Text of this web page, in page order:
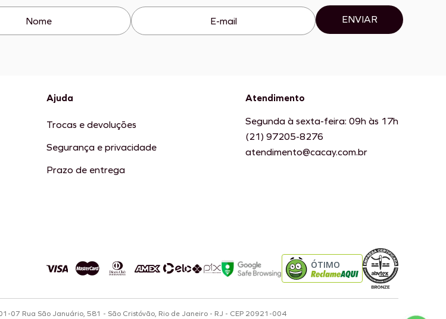
ENVIAR
Ajuda
Trocas e devoluções
Segurança e privacidade
Prazo de entrega
Atendimento
Segunda à sexta-feira: 09h às 17h
(21) 97205-8276
atendimento@cacay.com.br
ÓTIMO
07 Rua São Januário, 581 - São Cristóvão, Rio de Janeiro - RJ - CEP 20921-004